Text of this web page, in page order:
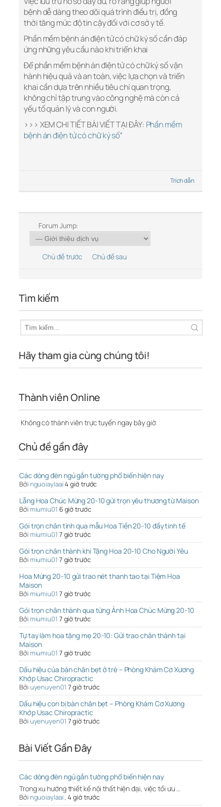
bệnh dễ dàng theo dõi quá trình điều trị, đồng
thời tăng mức độ tin cậy đối với cơ sở y tế.
Phần mềm bệnh án điện tử có chữ ký số cần đáp
ứng những yêu cầu nào khi triển khai
Để phần mềm bệnh án điện tử có chữ ký số vận
hành hiệu quả và an toàn, việc lựa chọn và triển
khai cần dựa trên nhiều tiêu chí quan trọng,
không chỉ tập trung vào công nghệ mà còn cả
yếu tố quản lý và con người.
>>> XEM CHI TIẾT BÀI VIẾT TẠI ĐÂY: Phần mềm
bệnh án điện tử có chữ ký số“
Trích dẫn
Forum Jump:
Chủ đề trước Chủ đề sau
Tìm kiếm
Hãy tham gia cùng chúng tôi!
Thành viên Online
Không có thành viên trực tuyến ngay bây giờ
Chủ đề gần đây
Các dòng đèn ngủ gắn tường phổ biến hiện nay
Bởi nguoiaylaai4 giờ trước
Lẵng Hoa Chúc Mừng 20-10 gửi trọn yêu thương từ Maison
Bởi miumiu01 6 giờ trước
Gói trọn chân tình qua mẫu Hoa Tiền 20-10 đầy tinh tế
Bởi miumiu01 7 giờ trước
Gói trọn chân thành khi Tặng Hoa 20-10 Cho Người Yêu
Bởi miumiu01 7 giờ trước
Hoa Mừng 20-10 gửi trao nét thanh tao tại Tiệm Hoa
Maison
Bởi miumiu01 7 giờ trước
Gói trọn chân thành qua từng Ảnh Hoa Chúc Mừng 20-10
Bởi miumiu01 7 giờ trước
Tự tay làm hoa tặng mẹ 20-10: Gửi trao chân thành tại
Maison
Bởi miumiu01 7 giờ trước
Dấu hiệu của bàn chân bẹt ở trẻ – Phòng Khám Cơ Xương
Khớp Usac Chiropractic
Bởi uyenuyen01 7 giờ trước
Dấu hiệu con bị bàn chân bẹt – Phòng Khám Cơ Xương
Khớp Usac Chiropractic
Bởi uyenuyen01 7 giờ trước
Bài Viết Gần Đây
Các dòng đèn ngủ gắn tường phổ biến hiện nay
Trong xu hướng thiết kế nội thất hiện đại, việc tối ưu …
Bởi nguoiaylaai,4 giờ trước